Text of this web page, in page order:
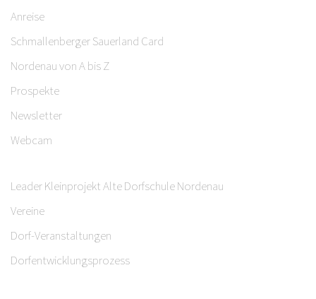
Anreise
Schmallenberger Sauerland Card
Nordenau von A bis Z
Prospekte
Newsletter
Webcam
Leader Kleinprojekt Alte Dorfschule Nordenau
Vereine
Dorf-Veranstaltungen
Dorfentwicklungsprozess